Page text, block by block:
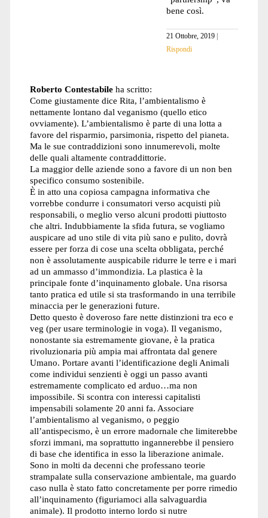
bene così.
21 Ottobre, 2019
Rispondi
Roberto Contestabile ha scritto:
Come giustamente dice Rita, l’ambientalismo è
nettamente lontano dal veganismo (quello etico
ovviamente). L’ambientalismo è parte di una lotta a
favore del risparmio, parsimonia, rispetto del pianeta.
Ma le sue contraddizioni sono innumerevoli, molte
delle quali altamente contraddittorie.
La maggior delle aziende sono a favore di un non ben
specifico consumo sostenibile.
È in atto una copiosa campagna informativa che
vorrebbe condurre i consumatori verso acquisti più
responsabili, o meglio verso alcuni prodotti piuttosto
che altri. Indubbiamente la sfida futura, se vogliamo
auspicare ad uno stile di vita più sano e pulito, dovrà
essere per forza di cose una scelta obbligata, perché
non è assolutamente auspicabile ridurre le terre e i mari
ad un ammasso d’immondizia. La plastica è la
principale fonte d’inquinamento globale. Una risorsa
tanto pratica ed utile si sta trasformando in una terribile
minaccia per le generazioni future.
Detto questo è doveroso fare nette distinzioni tra eco e
veg (per usare terminologie in voga). Il veganismo,
nonostante sia estremamente giovane, è la pratica
rivoluzionaria più ampia mai affrontata dal genere
Umano. Portare avanti l’identificazione degli Animali
come individui senzienti è oggi un passo avanti
estremamente complicato ed arduo…ma non
impossibile. Si scontra con interessi capitalisti
impensabili solamente 20 anni fa. Associare
l’ambientalismo al veganismo, o peggio
all’antispecismo, è un errore madornale che limiterebbe
sforzi immani, ma soprattutto ingannerebbe il pensiero
di base che identifica in esso la liberazione animale.
Sono in molti da decenni che professano teorie
strampalate sulla conservazione ambientale, ma guardo
caso nulla è stato fatto concretamente per porre rimedio
all’inquinamento (figuriamoci alla salvaguardia
animale). Il prodotto interno lordo si nutre